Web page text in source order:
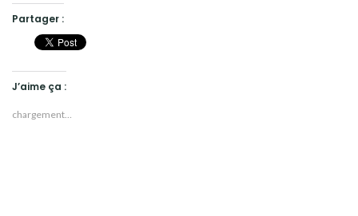
Partager :
J’aime ça :
chargement…